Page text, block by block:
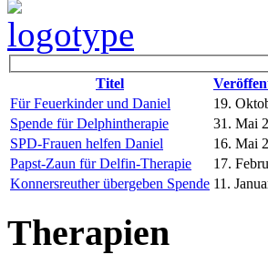
Titel
Für Feuerkinder und Daniel
19.
Spende für Delphintherapie
31. Mai
SPD-Frauen helfen Daniel
16. Mai
Papst-Zaun für Delfin-Therapie
17.
Konnersreuther übergeben Spende 11.
Therapien